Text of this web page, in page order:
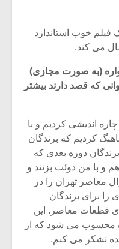
خوب استاندارد
می کند.
(به صورت مجازی)
که قصد دارند بیشتر
اندیشی کردیم و با
کردیم که برندگان
دوره بعدی که
بود، با هم و با من دوئت بزنند و
معاصر تهران را در
را برای برندگان
قطعات معاصر. این
محسوب می شود که از
تشکر می کنم.